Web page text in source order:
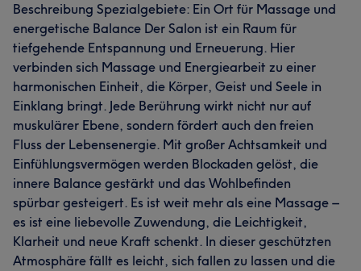
Beschreibung Spezialgebiete: Ein Ort für Massage und
energetische Balance Der Salon ist ein Raum für
tiefgehende Entspannung und Erneuerung. Hier
verbinden sich Massage und Energiearbeit zu einer
harmonischen Einheit, die Körper, Geist und Seele in
Einklang bringt. Jede Berührung wirkt nicht nur auf
muskulärer Ebene, sondern fördert auch den freien
Fluss der Lebensenergie. Mit großer Achtsamkeit und
Einfühlungsvermögen werden Blockaden gelöst, die
innere Balance gestärkt und das Wohlbefinden
spürbar gesteigert. Es ist weit mehr als eine Massage –
es ist eine liebevolle Zuwendung, die Leichtigkeit,
Klarheit und neue Kraft schenkt. In dieser geschützten
Atmosphäre fällt es leicht, sich fallen zu lassen und die